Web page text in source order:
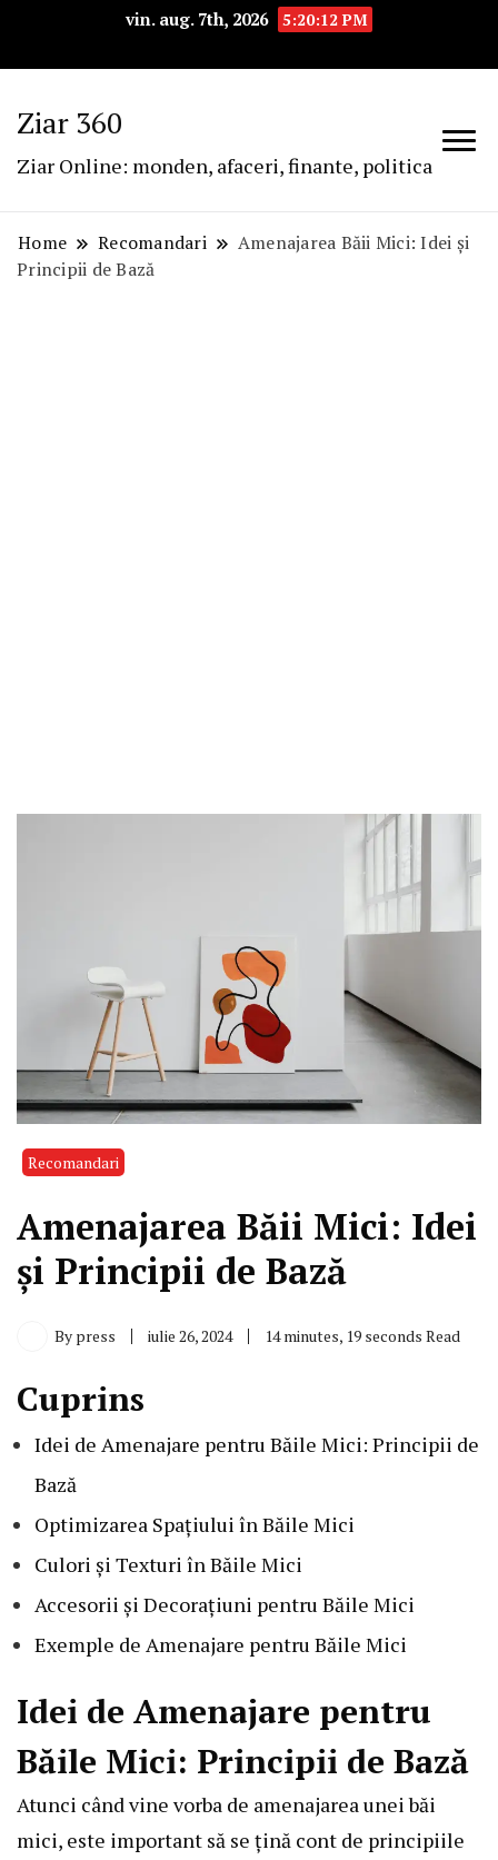
vin. aug. 7th, 2026 5:20:13 PM
Ziar 360
Ziar Online: monden, afaceri, finante, politica
Home Recomandari
Amenajarea Băii Mici: Idei și
Principii de Bază
Recomandari
Amenajarea Băii Mici: Idei
și Principii de Bază
By press iulie 26, 2024 14 minutes, 19 seconds Read
Cuprins
Idei de Amenajare pentru Băile Mici: Principii de
Bază
Optimizarea Spațiului în Băile Mici
Culori și Texturi în Băile Mici
Accesorii și Decorațiuni pentru Băile Mici
Exemple de Amenajare pentru Băile Mici
Idei de Amenajare pentru
Băile Mici: Principii de Bază
Atunci când vine vorba de amenajarea unei băi
mici, este important să se țină cont de principiile